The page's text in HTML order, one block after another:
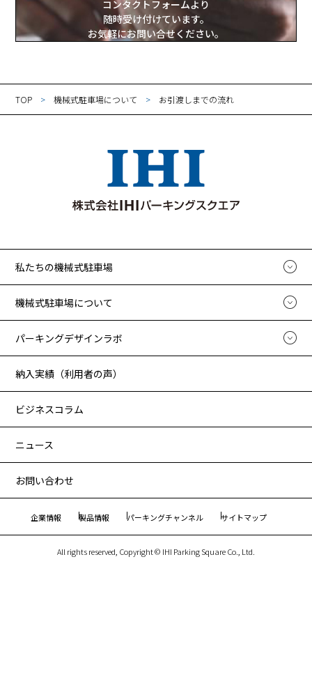
コンタクトフォームより
随時受け付けています。
お気軽にお問い合せください。
TOP 機械式駐車場について お引渡しまでの流れ
私たちの機械式駐車場
機械式駐車場について
パーキングデザインラボ
納入実績（利用者の声）
ビジネスコラム
ニュース
お問い合わせ
企業情報 製品情報 パーキングチャンネル サイトマップ
All rights reserved, Copyright © IHI Parking Square Co., Ltd.